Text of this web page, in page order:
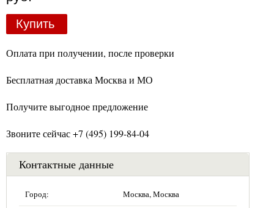
Купить
Оплата при получении, после проверки
Бесплатная доставка Москва и МО
Получите выгодное предложение
Звоните сейчас +7 (495) 199-84-04
Контактные данные
Город: Москва, Москва